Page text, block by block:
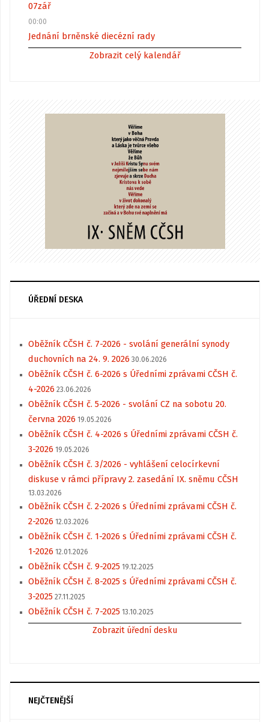
07zář
00:00
Jednání brněnské diecézní rady
Zobrazit celý kalendář
ÚŘEDNÍ DESKA
Oběžník CČSH č. 7-2026 - svolání generální synody
duchovních na 24. 9. 2026 30.06.2026
Oběžník CČSH č. 6-2026 s Úředními zprávami CČSH č.
4-2026 23.06.2026
Oběžník CČSH č. 5-2026 - svolání CZ na sobotu 20.
června 2026 19.05.2026
Oběžník CČSH č. 4-2026 s Úředními zprávami CČSH č.
3-2026 19.05.2026
Oběžník CČSH č. 3/2026 - vyhlášení celocírkevní
diskuse v rámci přípravy 2. zasedání IX. sněmu CČSH
13.03.2026
Oběžník CČSH č. 2-2026 s Úředními zprávami CČSH č.
2-2026 12.03.2026
Oběžník CČSH č. 1-2026 s Úředními zprávami CČSH č.
1-2026 12.01.2026
Oběžník CČSH č. 9-2025 19.12.2025
Oběžník CČSH č. 8-2025 s Úředními zprávami CČSH č.
3-2025 27.11.2025
Oběžník CČSH č. 7-2025 13.10.2025
Zobrazit úřední desku
NEJČTENĚJŠÍ